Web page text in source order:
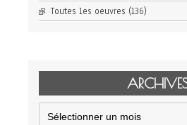
Toutes les oeuvres (136)
Archives